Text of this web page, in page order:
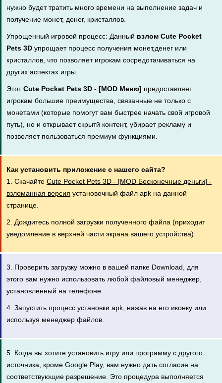
нужно будет тратить много времени на выполнение задач и
получение монет, денег, кристаллов.
Упрощенный игровой процесс: Данный взлом Cute Pocket
Pets 3D упрощает процесс получения монет,денег или
кристаллов, что позволяет игрокам сосредотачиваться на
других аспектах игры.
ЭтотCute Pocket Pets 3D - [MOD Меню] предоставляет
игрокам большие преимущества, связанные не только с
монетами (которые помогут вам быстрее начать свой игровой
путь), но и открывает скрытй контент, убирает рекламу и
позволяет пользоваться премиум функциями.
Как установить приложение с нашего сайта?
1. Скачайте Cute Pocket Pets 3D - [MOD Бесконечные деньги] -
взломанная версия установочный файл apk на данной
странице.
2. Дождитесь полной загрузки полученного файла (приходит
уведомление в верхней части экрана вашего устройства).
3. Проверить загрузку можно в вашей папке Download, для
этого вам нужно использовать любой файловый менеджер,
установленный на телефоне.
4. Запустить процесс установки apk, нажав на его иконку или
используя менеджер файлов.
5. Когда вы хотите установить игру или программу с другого
источника, кроме Google Play, вам нужно дать согласие на
соответствующие разрешение. Это процедура выполняется